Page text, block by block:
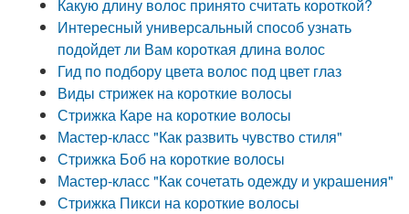
Какую длину волос принято считать короткой?
Интересный универсальный способ узнать
подойдет ли Вам короткая длина волос
Гид по подбору цвета волос под цвет глаз
Виды стрижек на короткие волосы
Стрижка Каре на короткие волосы
Мастер-класс "Как развить чувство стиля"
Стрижка Боб на короткие волосы
Мастер-класс "Как сочетать одежду и украшения"
Стрижка Пикси на короткие волосы